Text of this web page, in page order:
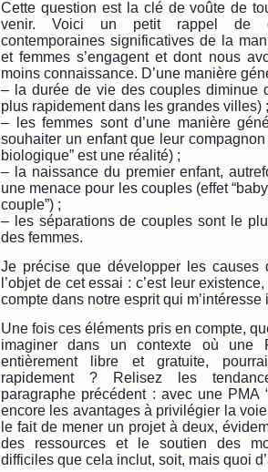
Cette question est la clé de voûte de
venir. Voici un petit rappel de
contemporaines significatives de la
et femmes s’engagent et dont nous
moins connaissance. D’une manière
– la durée de vie des couples diminue
plus rapidement dans les grandes villes) ;
– les femmes sont d’une manière
souhaiter un enfant que leur
biologique” est une réalité) ;
– la naissance du premier enfant,
une menace pour les couples (effet
couple”) ;
– les séparations de couples sont le
des femmes.
Je précise que développer les causes
l’objet de cet essai : c’est leur
compte dans notre esprit qui m’intéresse
Une fois ces éléments pris en compte,
imaginer dans un contexte où une
entièrement libre et gratuite,
rapidement ? Relisez les
paragraphe précédent : avec une PMA
encore les avantages à privilégier la
le fait de mener un projet à deux,
des ressources et le soutien des
difficiles que cela inclut, soit, mais quoi